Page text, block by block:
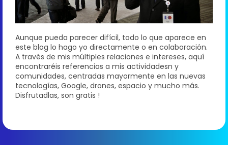
Aunque pueda parecer difícil, todo lo que aparece en
este blog lo hago yo directamente o en colaboración.
A través de mis múltiples relaciones e intereses, aquí
encontraréis referencias a mis actividadesn y
comunidades, centradas mayormente en las nuevas
tecnologías, Google, drones, espacio y mucho más.
Disfrutadlas, son gratis !